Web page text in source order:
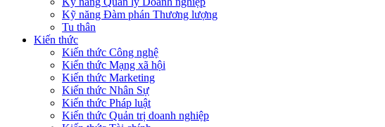
Kỹ năng Đàm phán Thương lượng
Tu thân
Kiến thức
Kiến thức Công nghệ
Kiến thức Mạng xã hội
Kiến thức Marketing
Kiến thức Nhân Sự
Kiến thức Pháp luật
Kiến thức Quản trị doanh nghiệp